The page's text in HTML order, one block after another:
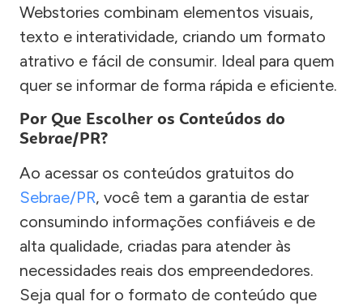
Webstories combinam elementos visuais,
texto e interatividade, criando um formato
atrativo e fácil de consumir. Ideal para quem
quer se informar de forma rápida e eficiente.
Por Que Escolher os Conteúdos do
Sebrae/PR?
Ao acessar os conteúdos gratuitos do
Sebrae/PR, você tem a garantia de estar
consumindo informações confiáveis e de
alta qualidade, criadas para atender às
necessidades reais dos empreendedores.
Seja qual for o formato de conteúdo que